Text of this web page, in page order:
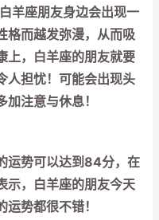
座朋友身边会出现一
格而越发弥漫，从而吸
上，白羊座的朋友就要
人担忧！可能会出现头
注意与休息！
势可以达到84分，在
示，白羊座的朋友今天
势都很不错！